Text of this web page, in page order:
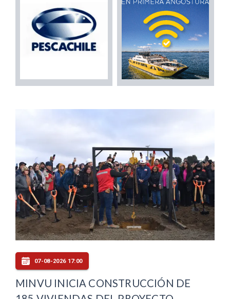
07-08-2026 17:00
MINVU INICIA CONSTRUCCIÓN DE